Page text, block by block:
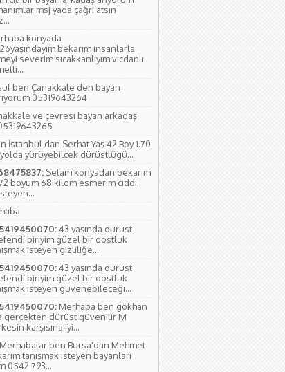
msj yada çağrı atsın
konyada
bekarım insanlarla
severim sıcakkanlıyım vicdanlı
ben Çanakkale den bayan
05319643264
ve çevresi bayan arkadaş
İstanbul dan Serhat Yaş 42 Boy 1.70
yürüyebilcek dürüstlügü...
Selam konyadan bekarım
boyum 68 kilom esmerim ciddi
43 yaşında durust
biriyim güzel bir dostluk
isteyen gizliliğe...
43 yaşında durust
biriyim güzel bir dostluk
isteyen güvenebileceği...
Merhaba ben gökhan
gerçekten dürüst güvenilir iyi
karşısına iyi...
Merhabalar ben Bursa'dan Mehmet
tanışmak isteyen bayanları
0542 793...